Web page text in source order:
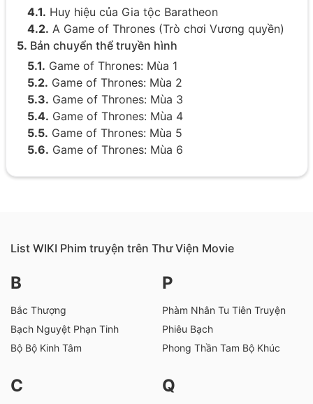
4.1. Huy hiệu của Gia tộc Baratheon
4.2. A Game of Thrones (Trò chơi Vương quyền)
5. Bản chuyển thể truyền hình
5.1. Game of Thrones: Mùa 1
5.2. Game of Thrones: Mùa 2
5.3. Game of Thrones: Mùa 3
5.4. Game of Thrones: Mùa 4
5.5. Game of Thrones: Mùa 5
5.6. Game of Thrones: Mùa 6
8.
Sự khác biệt giữa Phim và Sách
10.
Những câu thoại kinh điển
10.2.Lời nói về Robert
11.Danh sách xuất hiện
11.1.Các phần phim chính (Game of Thrones)
List WIKI Phim truyện trên Thư Viện Movie
B
Bắc Thượng
Bạch Nguyệt Phạn Tinh
Bộ Bộ Kinh Tâm
C
P
Phàm Nhân Tu Tiên Truyện
Phiêu Bạch
Phong Thần Tam Bộ Khúc
Q